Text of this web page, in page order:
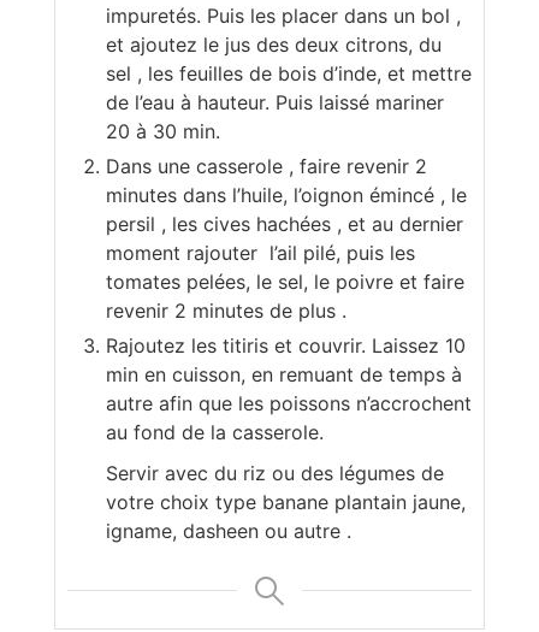
impuretés. Puis les placer dans un bol ,
et ajoutez le jus des deux citrons, du
sel , les feuilles de bois d’inde, et mettre
de l’eau à hauteur. Puis laissé mariner
20 à 30 min.
Dans une casserole , faire revenir 2
minutes dans l’huile, l’oignon émincé , le
persil , les cives hachées , et au dernier
moment rajouter l’ail pilé, puis les
tomates pelées, le sel, le poivre et faire
revenir 2 minutes de plus .
Rajoutez les titiris et couvrir. Laissez 10
min en cuisson, en remuant de temps à
autre afin que les poissons n’accrochent
au fond de la casserole.
Servir avec du riz ou des légumes de
votre choix type banane plantain jaune,
igname, dasheen ou autre .